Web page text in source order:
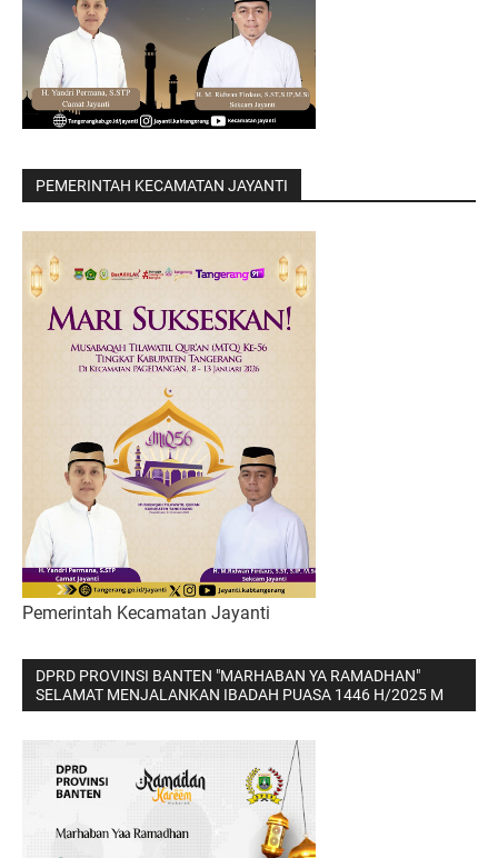
PEMERINTAH KECAMATAN JAYANTI
Pemerintah Kecamatan Jayanti
DPRD PROVINSI BANTEN "MARHABAN YA RAMADHAN"
SELAMAT MENJALANKAN IBADAH PUASA 1446 H/2025 M